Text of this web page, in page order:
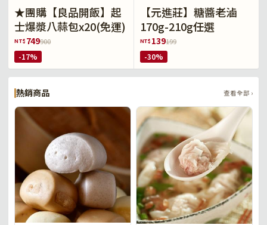
★團購【良品開飯】起
士爆漿八蒜包x20(免運)
NT$ 749900
-17%
【元進莊】糖醬老滷
170g-210g任選
NT$ 139199
-30%
熱銷商品 查看全部 ›